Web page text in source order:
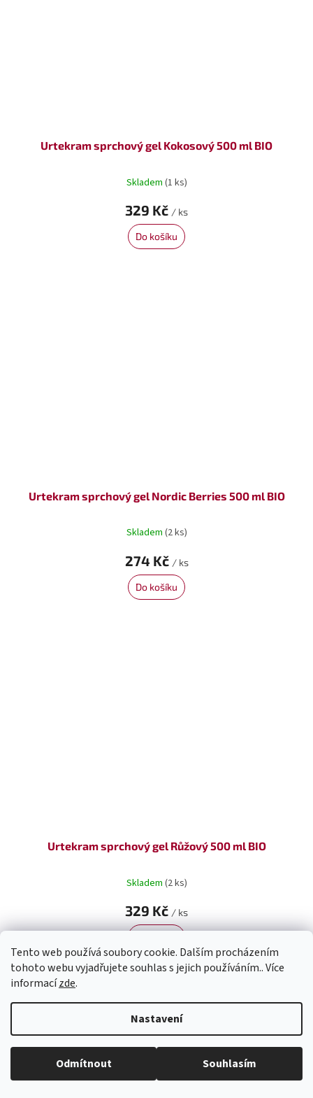
Tento web používá soubory cookie. Dalším procházením
tohoto webu vyjadřujete souhlas s jejich používáním.. Více
informacízde.
Nastavení
Odmítnout Souhlasím
Urtekram sprchový gel Kokosový 500 ml BIO
Skladem (1 ks)
329 Kč / ks
Do košíku
Urtekram sprchový gel Nordic Berries 500 ml BIO
Skladem (2 ks)
274 Kč / ks
Do košíku
Urtekram sprchový gel Růžový 500 ml BIO
Skladem (2 ks)
329 Kč / ks